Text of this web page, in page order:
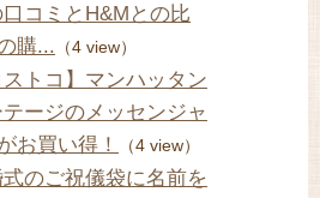
コミとH&Mとの比
購... （4 view）
ストコ】マンハッタン
ージのメッセンジャ
お買い得！
（4 view）
のご祝儀袋に名前を